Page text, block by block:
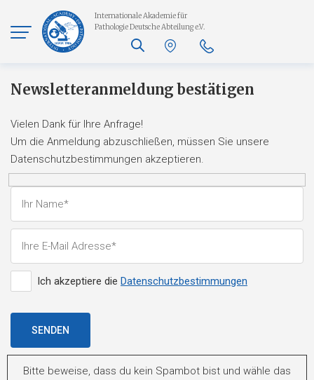
Internationale Akademie für
PathologieDeutsche Abteilung e.V.
Newsletteranmeldung bestätigen
Vielen Dank für Ihre Anfrage!
Um die Anmeldung abzuschließen, müssen Sie unsere
Datenschutzbestimmungen akzeptieren.
Ich akzeptiere die Datenschutzbestimmungen
Bitte beweise, dass du kein Spambot bist und wähle das